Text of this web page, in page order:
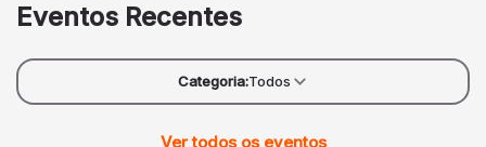
Eventos Recentes
Categoria:Todos
Ver todos os eventos